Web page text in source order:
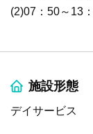
(2)07：50～13
施設形態
デイサービス